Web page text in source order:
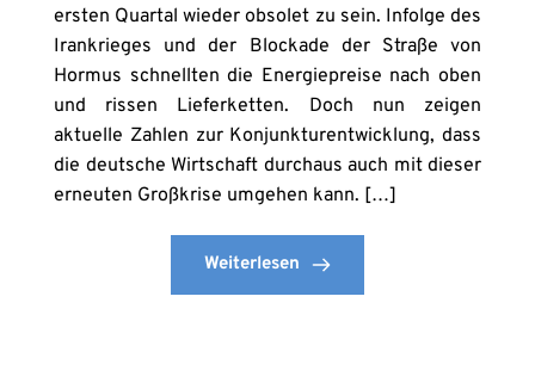
ersten Quartal wieder obsolet zu sein. Infolge des
Irankrieges und der Blockade der Straße von
Hormus schnellten die Energiepreise nach oben
und rissen Lieferketten. Doch nun zeigen
aktuelle Zahlen zur Konjunkturentwicklung, dass
die deutsche Wirtschaft durchaus auch mit dieser
erneuten Großkrise umgehen kann. […]
Weiterlesen